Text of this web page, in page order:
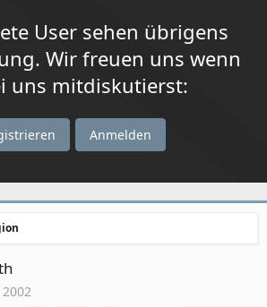
User sehen übrigens
Wir freuen uns wenn
uns mitdiskutierst:
Anmelden